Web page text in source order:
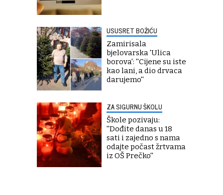
USUSRET BOŽIĆU
Zamirisala
bjelovarska 'Ulica
borova': ''Cijene su iste
kao lani, a dio drvaca
darujemo''
ZA SIGURNU ŠKOLU
Škole pozivaju:
''Dođite danas u 18
sati i zajedno s nama
odajte počast žrtvama
iz OŠ Prečko''